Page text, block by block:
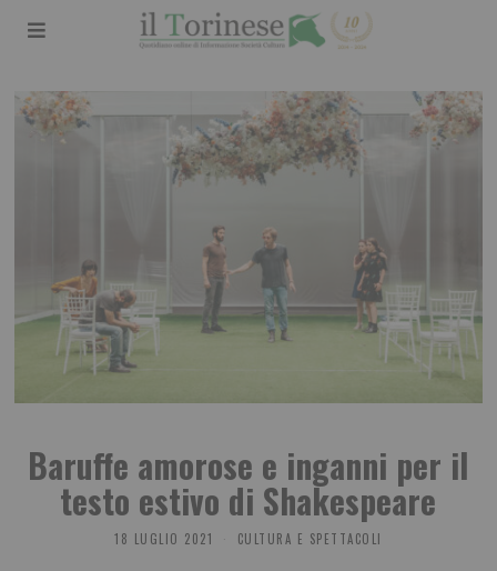
Baruffe amorose e inganni per il
testo estivo di Shakespeare
18 LUGLIO 2021 CULTURA E SPETTACOLI